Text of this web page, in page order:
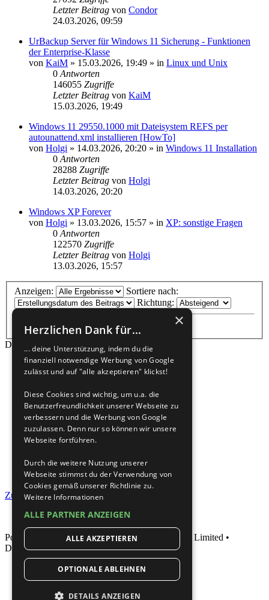
Letzter Beitrag von Condor
24.03.2026, 09:59
UrBackup Server für Windows 11 Sicherung - Funktionen
der Enterprise-Klasse
von KaiM » 15.03.2026, 19:49 » in Linux und Unix
0Antworten
146055 Zugriffe
Letzter Beitrag von KaiM
15.03.2026, 19:49
Windows 11 29550.1000 mit Dateisystem REFS per
autounattend.xml installieren [HowTo]
von Holgi » 14.03.2026, 20:20 » in Windows 11 Installation
0Antworten
28288 Zugriffe
Letzter Beitrag von Holgi
14.03.2026, 20:20
Windows XP Forever
von Holgi » 13.03.2026, 15:57 » in XP: sonstige Fragen
0Antworten
122570 Zugriffe
Letzter Beitrag von Holgi
13.03.2026, 15:57
Anzeigen:
Sortiere nach:
Richtung:
Die Suche ergab mehr als 1000 Treffer
Seite1von40
Gehe zu Seite:
1
2
3
4
5
40
Nächste
Zur erweiterten Suche
Powered by phpBB ® Forum Software © phpBB Limited •
Deutsche Übersetzung durchphpBB.de
×
Herzlichen Dank für...
... deine Unterstützung, indem du die
finanziell notwendige Werbung von Google
zulässt und auf "alle akzeptieren" klickst!
Diese Cookies sind wichtig, um u.a. die
Benutzerfreundlichkeit unserer Webseite zu
verbessern und die Werbung von Google
zuzulassen. Denn nur so können wir unsere
Webseite fortführen.
Durch die weitere Nutzung unserer
Webseite stimmst du der Verwendung von
Cookies gemäß unserer Richtlinie zu.
Weitere Informationen
ALLE PARTNER ANZEIGEN
ALLE AKZEPTIEREN
OPTIONALE ABLEHNEN
DETAILS ANZEIGEN